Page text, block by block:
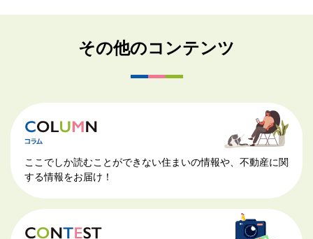
その他のコンテンツ
ここでしか読むことができない住まいの情報や、不動産に関
する情報をお届け！